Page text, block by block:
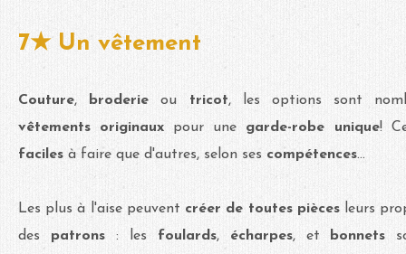
7★ Un vêtement
Couture, broderieou tricot, les options sont
vêtements
originaux pour une garde-robe unique!
faciles à faire que d'autres, selon ses compétences...
Les plus à l'aise peuvent créer de toutes piècesleurs
des patrons : les foulards, écharpes, et bonnets